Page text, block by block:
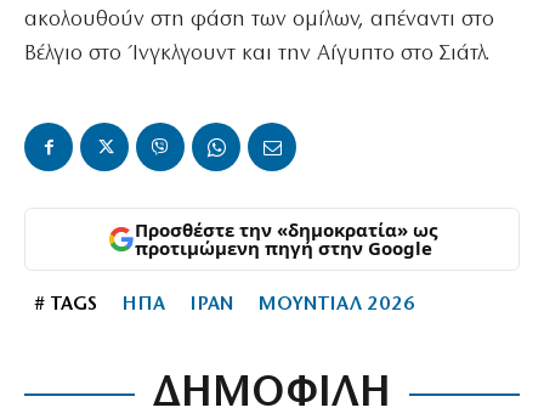
ακολουθούν στη φάση των ομίλων, απέναντι στο
Βέλγιο στο Ίνγκλγουντ και την Αίγυπτο στο Σιάτλ.
Προσθέστε την «δημοκρατία» ως
προτιμώμενη πηγή στην Google
# TAGS ΗΠΑ ΙΡΑΝ ΜΟΥΝΤΙΑΛ 2026
ΔΗΜΟΦΙΛΗ